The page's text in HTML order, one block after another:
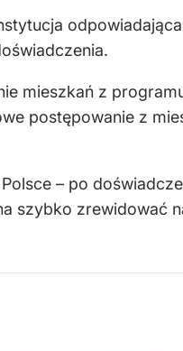
mieszkań z
postępowanie z
– po
szybko zrewidować